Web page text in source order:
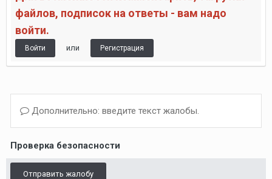
файлов, подписок на ответы - вам надо
войти.
Войти или Регистрация
Дополнительно: введите текст жалобы.
Проверка безопасности
Отправить жалобу